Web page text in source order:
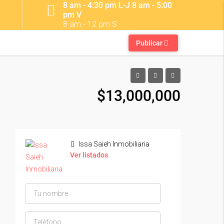
8 am - 4:30 pm L-J 8 am - 5:00
pm V
8 am - 12 pm S
Publicar
$13,000,000
Issa Saieh Inmobiliaria
Ver listados